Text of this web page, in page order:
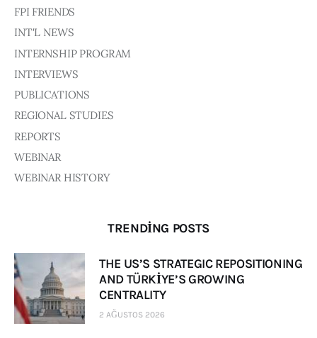
FPI FRIENDS
INT'L NEWS
INTERNSHIP PROGRAM
INTERVIEWS
PUBLICATIONS
REGIONAL STUDIES
REPORTS
WEBINAR
WEBINAR HISTORY
TRENDING POSTS
THE US’S STRATEGIC REPOSITIONING
AND TÜRKİYE’S GROWING
CENTRALITY
2 AĞUSTOS 2026